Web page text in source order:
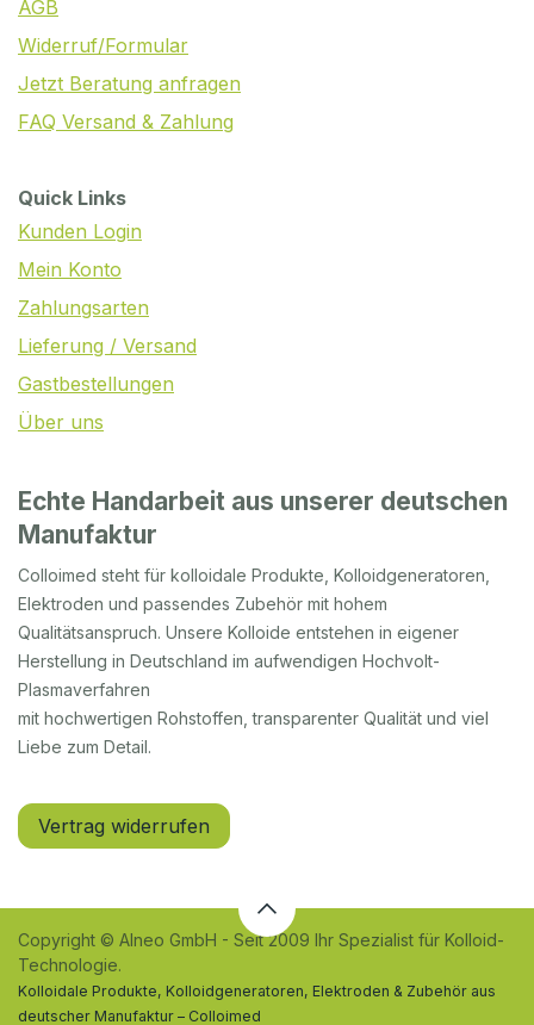
AGB
Widerruf/Formular
Jetzt Beratung anfragen
FAQ Versand & Zahlung
Quick Links
Kunden Login
Mein Konto
Zahlungsarten
Lieferung / Versand
Gastbestellungen
Über uns
Echte Handarbeit aus unserer deutschen
Manufaktur
Colloimed steht für kolloidale Produkte, Kolloidgeneratoren,
Elektroden und passendes Zubehör mit hohem
Qualitätsanspruch. Unsere Kolloide entstehen in eigener
Herstellung in Deutschland im aufwendigen Hochvolt-
Plasmaverfahren
mit hochwertigen Rohstoffen, transparenter Qualität und viel
Liebe zum Detail.
Vertrag widerrufen
Copyright © Alneo GmbH - Seit 2009 Ihr Spezialist für Kolloid-
Technologie.
Kolloidale Produkte, Kolloidgeneratoren, Elektroden & Zubehör aus
deutscher Manufaktur – Colloimed